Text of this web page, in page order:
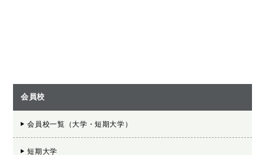
会員校
会員校一覧（大学・短期大学）
短期大学